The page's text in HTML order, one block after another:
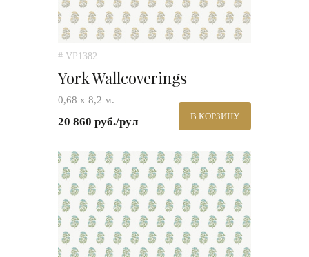
# VP1382
York Wallcoverings
0,68 х 8,2 м.
20 860 руб./рул В КОРЗИНУ